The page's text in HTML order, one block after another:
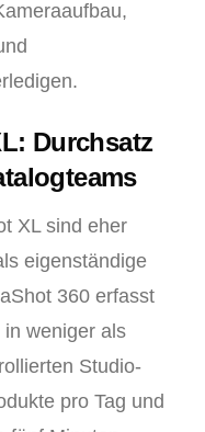
Durchsatz
XL sind eher
eigenständige
360 erfasst
weniger als
Studio-
pro Tag und